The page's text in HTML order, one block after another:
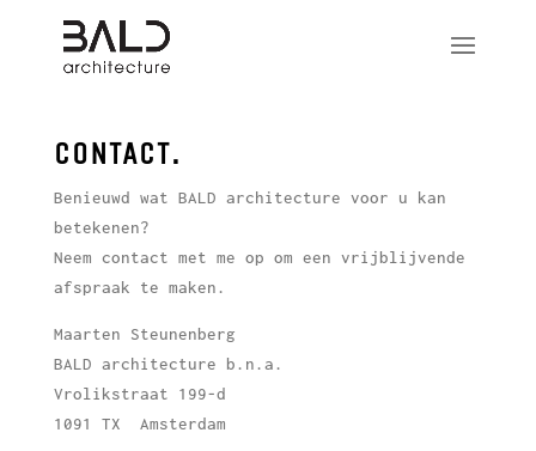
CONTACT.
Benieuwd wat BALD architecture voor u kan
betekenen?
Neem contact met me op om een vrijblijvende
afspraak te maken.
Maarten Steunenberg
BALD architecture b.n.a.
Vrolikstraat 199-d
1091 TX Amsterdam